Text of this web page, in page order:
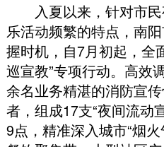
入夏以来， 针对市
乐活动频繁的特点 ， 南
握时机， 自7月初起 ， 全
巡宣教”专项行动。 高效
余名业务精湛的消防宣
者， 组成17支“夜间流动
9点 ， 精准深入城市“烟火